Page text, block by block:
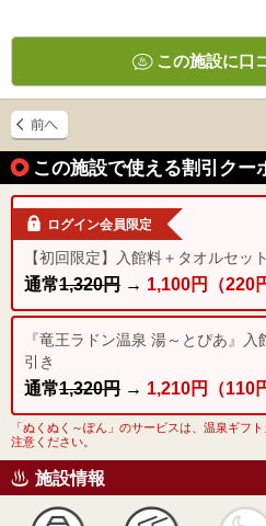
この施設に口
この施設で使える割引クー
ログイン会員限定
【初回限定】入館料＋タオルセッ
通常1,320円 → 1,100円（220
『竜王ラドン温泉 湯～とぴあ』
引き
通常1,320円 → 1,210円（110
「ぬくぬく～ぽん」のサービスは、温泉ギフ
注意ください。
施設情報
かけ流し